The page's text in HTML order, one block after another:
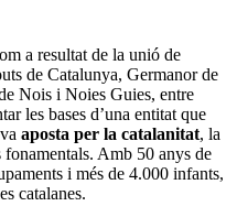
i el CJB
les seus de
accés lliure a